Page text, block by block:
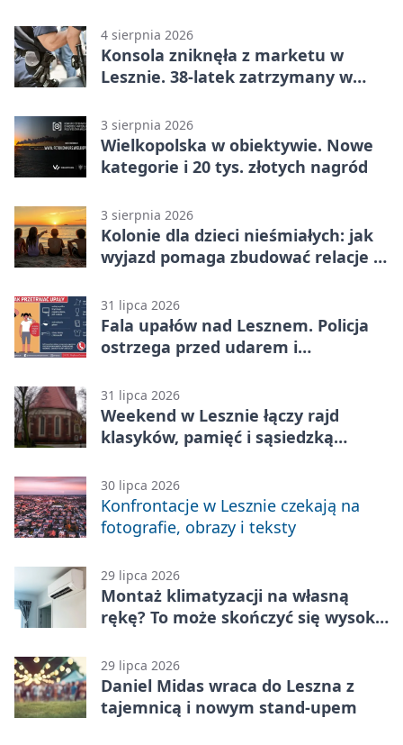
4 sierpnia 2026
Konsola zniknęła z marketu w
Lesznie. 38-latek zatrzymany w
3 sierpnia 2026
Wielkopolska w obiektywie. Nowe
kategorie i 20 tys. złotych nagród
3 sierpnia 2026
Kolonie dla dzieci nieśmiałych: jak
wyjazd pomaga zbudować relacje z
31 lipca 2026
Fala upałów nad Lesznem. Policja
ostrzega przed udarem i
31 lipca 2026
Weekend w Lesznie łączy rajd
klasyków, pamięć i sąsiedzką
30 lipca 2026
Konfrontacje w Lesznie czekają na
fotografie, obrazy i teksty
29 lipca 2026
Montaż klimatyzacji na własną
rękę? To może skończyć się wysoką
29 lipca 2026
Daniel Midas wraca do Leszna z
tajemnicą i nowym stand-upem